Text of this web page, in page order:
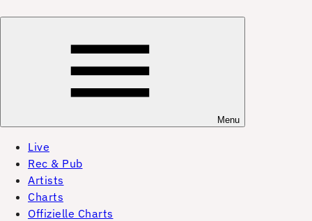
Menu
Live
Rec & Pub
Artists
Charts
Offizielle Charts